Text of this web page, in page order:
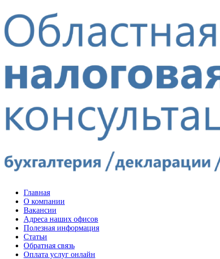
Главная
О компании
Вакансии
Адреса наших офисов
Полезная информация
Статьи
Обратная связь
Оплата услуг онлайн